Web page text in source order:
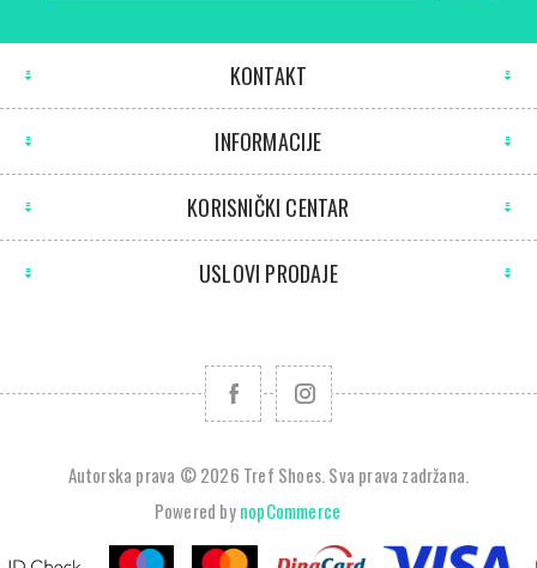
KONTAKT
INFORMACIJE
KORISNIČKI CENTAR
USLOVI PRODAJE
Autorska prava © 2026 Tref Shoes. Sva prava zadržana.
Powered bynopCommerce